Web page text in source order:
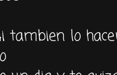
tambien lo